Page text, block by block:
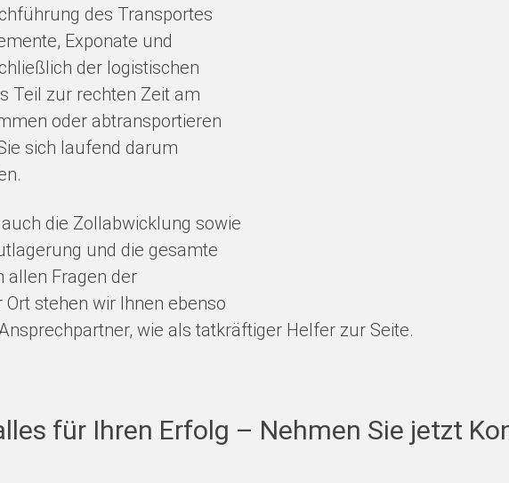
des Transportes
Exponate und
der logistischen
Teil zur rechten Zeit am
oder abtransportieren
sich laufend darum
die Zollabwicklung sowie
und die gesamte
allen Fragen der
stehen wir Ihnen ebenso
wie als tatkräftiger Helfer zur Seite.
für Ihren Erfolg – Nehmen Sie jetzt